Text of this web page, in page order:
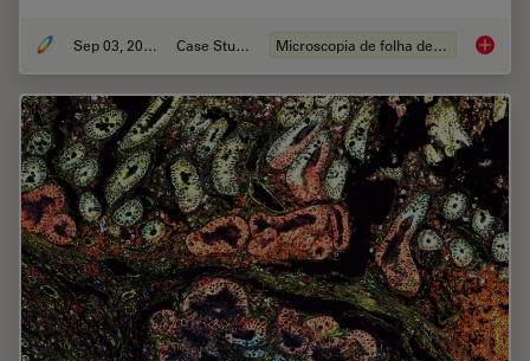
Sep 03, 2025 Case Study Microscopia de folha de luz